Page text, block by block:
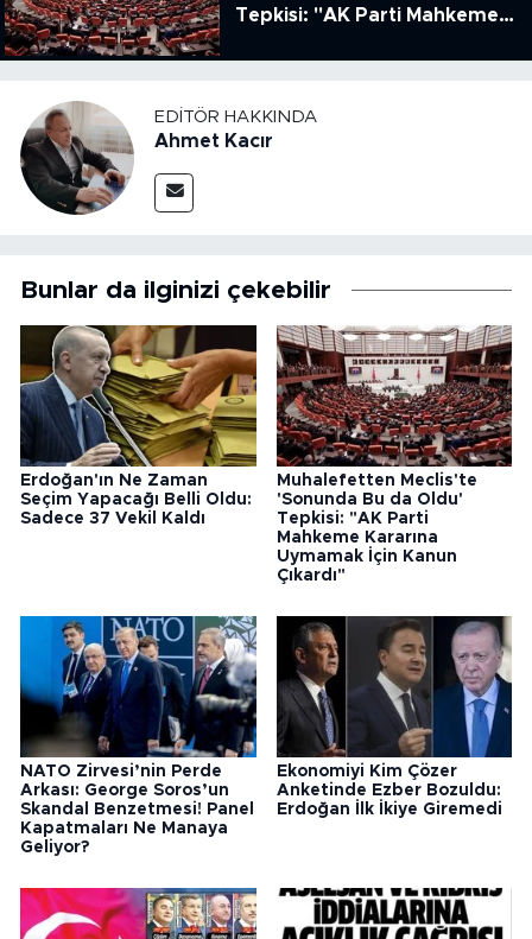
Tepkisi: "AK Parti Mahkeme
Kanun Çıkardı"
EDITÖR HAKKINDA
Ahmet Kacır
Bunlar da ilginizi çekebilir
Erdoğan'ın Ne Zaman
Seçim Yapacağı Belli Oldu:
Sadece 37 Vekil Kaldı
Muhalefetten Meclis'te
'Sonunda Bu da Oldu'
Tepkisi: "AK Parti
Mahkeme Kararına
Uymamak İçin Kanun
Çıkardı"
NATO Zirvesi’nin Perde
Arkası: George Soros’un
Skandal Benzetmesi! Panel
Kapatmaları Ne Manaya
Geliyor?
Ekonomiyi Kim Çözer
Anketinde Ezber Bozuldu:
Erdoğan İlk İkiye Giremedi